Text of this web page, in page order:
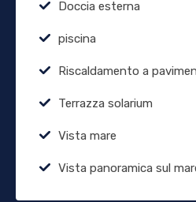
Doccia esterna
piscina
Riscaldamento a
Terrazza solarium
Vista mare
Vista panoramica sul